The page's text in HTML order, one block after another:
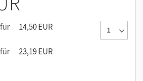
14,50 EUR
23,19 EUR